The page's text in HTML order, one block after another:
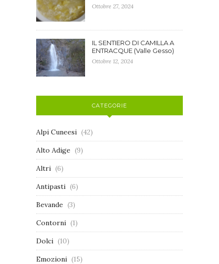
Ottobre 27, 2024
IL SENTIERO DI CAMILLA A
ENTRACQUE (Valle Gesso)
Ottobre 12, 2024
CATEGORIE
Alpi Cuneesi (42)
Alto Adige (9)
Altri (6)
Antipasti (6)
Bevande (3)
Contorni (1)
Dolci (10)
Emozioni (15)